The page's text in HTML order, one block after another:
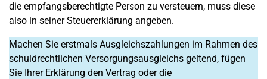
die empfangsberechtigte Person zu versteuern, muss diese
also in seiner Steuererklärung angeben.
Machen Sie erstmals Ausgleichszahlungen im Rahmen des
schuldrechtlichen Versorgungsausgleichs geltend, fügen
Sie Ihrer Erklärung den Vertrag oder die